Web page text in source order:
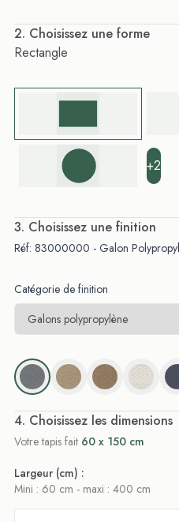
. Choisissez une forme
Rectangle
+2
. Choisissez une finition
Réf: 83000000 - Galon
Catégorie de finition
. Choisissez les dimensions
Votre tapis fait 60 x 150 cm
Largeur (cm) :
Mini : 60 cm - maxi : 400 cm